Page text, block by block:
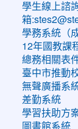
學生線上諮
箱
學務系統（
12年國教課
總務相關表
臺中市推動
無聲廣播系
差勤系統
學習扶助方
圖書館系統